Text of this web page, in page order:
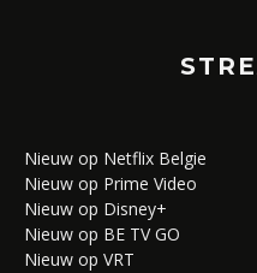
Nieuw op Netflix Belgie
Nieuw op Prime Video
Nieuw op Disney+
Nieuw op BE TV GO
Nieuw op VRT